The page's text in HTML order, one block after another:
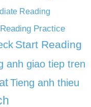
Reading
Reading Practice
Start Reading
anh giao tiep tren
Tieng anh thieu